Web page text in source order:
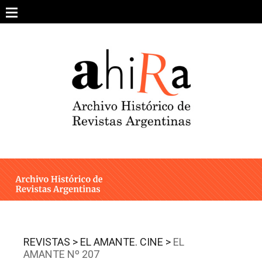
content
ARCHIVO DE REVISTAS
ESTUDIOS CRÍTICOS
INTEGRANTES
CONTACTO
REVISTAS > EL AMANTE. CINE > EL
AMANTE Nº 207